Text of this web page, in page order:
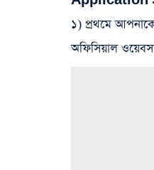
১) প্রথমে
অফিসিয়াল